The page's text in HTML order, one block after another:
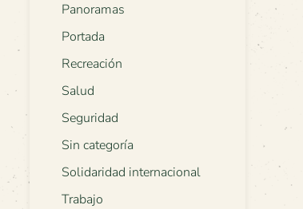
Panoramas
Portada
Recreación
Salud
Seguridad
Sin categoría
Solidaridad internacional
Trabajo